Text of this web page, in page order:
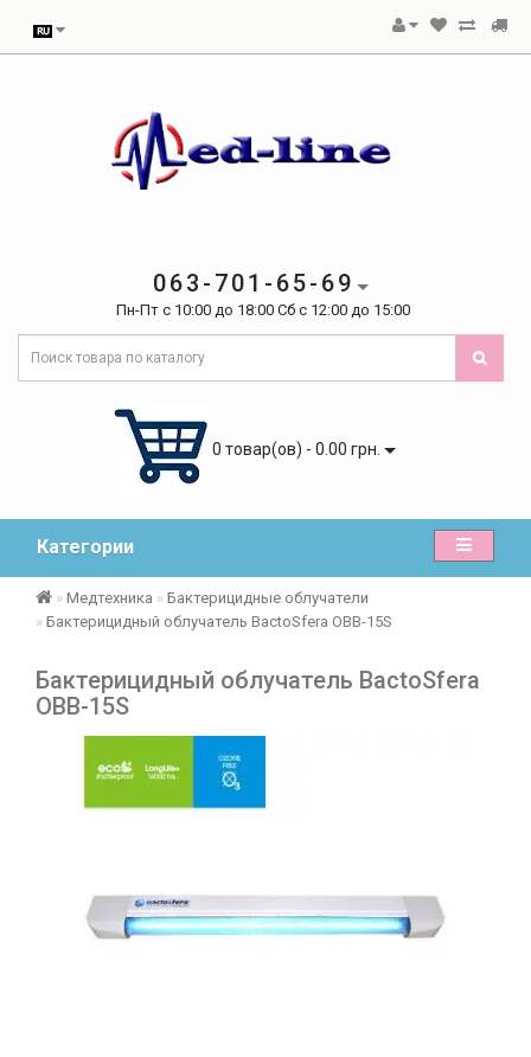
063-701-65-69
Пн-Пт с 10:00 до 18:00 Сб с 12:00 до 15:00
0 товар(ов) - 0.00 грн.
Категории
Медтехника
Бактерицидные облучатели
Бактерицидный облучатель BactoSfera ОBB-15S
Бактерицидный облучатель BactoSfera
ОBB-15S